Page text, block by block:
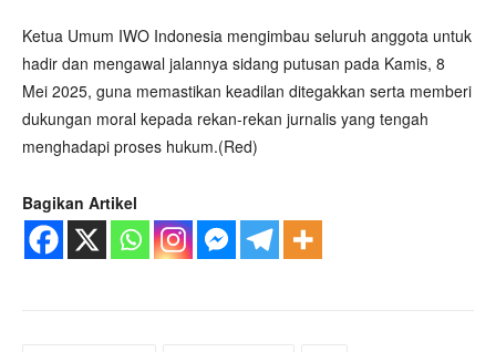
Ketua Umum IWO Indonesia mengimbau seluruh anggota untuk
hadir dan mengawal jalannya sidang putusan pada Kamis, 8
Mei 2025, guna memastikan keadilan ditegakkan serta memberi
dukungan moral kepada rekan-rekan jurnalis yang tengah
menghadapi proses hukum.(Red)
Bagikan Artikel